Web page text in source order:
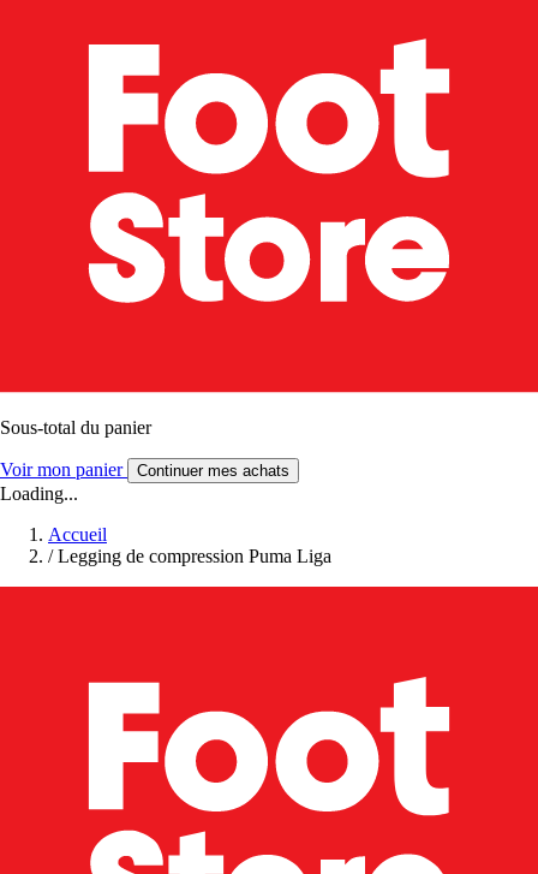
Sous-total du panier
Voir mon panier Continuer mes achats
Loading...
Accueil
/ Legging de compression Puma Liga